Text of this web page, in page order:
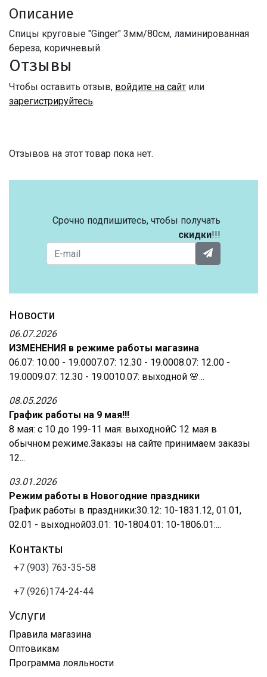
Описание
Спицы круговые "Ginger" 3мм/80см, ламинированная
береза, коричневый
Отзывы
Чтобы оставить отзыв, войдите на сайт или
зарегистрируйтесь.
Отзывов на этот товар пока нет.
Срочно подпишитесь, чтобы получать
скидки!!!
Новости
06.07.2026
ИЗМЕНЕНИЯ в режиме работы магазина
06.07: 10.00 - 19.0007.07: 12.30 - 19.0008.07: 12.00 -
19.0009.07: 12.30 - 19.0010.07: выходной 🌸...
08.05.2026
График работы на 9 мая!!!
8 мая: с 10 до 199-11 мая: выходнойС 12 мая в
обычном режиме.Заказы на сайте принимаем заказы
12...
03.01.2026
Режим работы в Новогодние праздники
График работы в праздники:30.12: 10-1831.12, 01.01,
02.01 - выходной03.01: 10-1804.01: 10-1806.01:...
Контакты
+7 (903) 763-35-58
+7 (926)174-24-44
Услуги
Правила магазина
Оптовикам
Программа лояльности